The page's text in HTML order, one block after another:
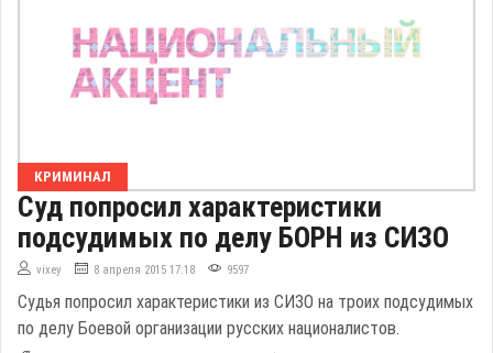
КРИМИНАЛ
Суд попросил характеристики
подсудимых по делу БОРН из СИЗО
vixey 8 апреля 2015 17:18 9597
Судья попросил характеристики из СИЗО на троих подсудимых
по делу Боевой организации русских националистов.